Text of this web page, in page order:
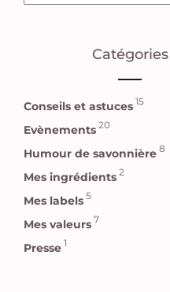
Catégories
Conseils et astuces 15
Evènements 20
Humour de savonnière 8
Mes ingrédients 2
Mes labels 5
Mes valeurs 7
Presse 1